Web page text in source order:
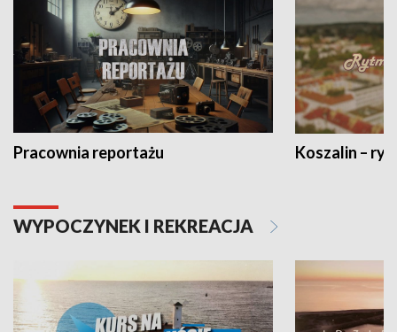
Pracownia reportażu Koszalin –
WYPOCZYNEK I REKREACJA